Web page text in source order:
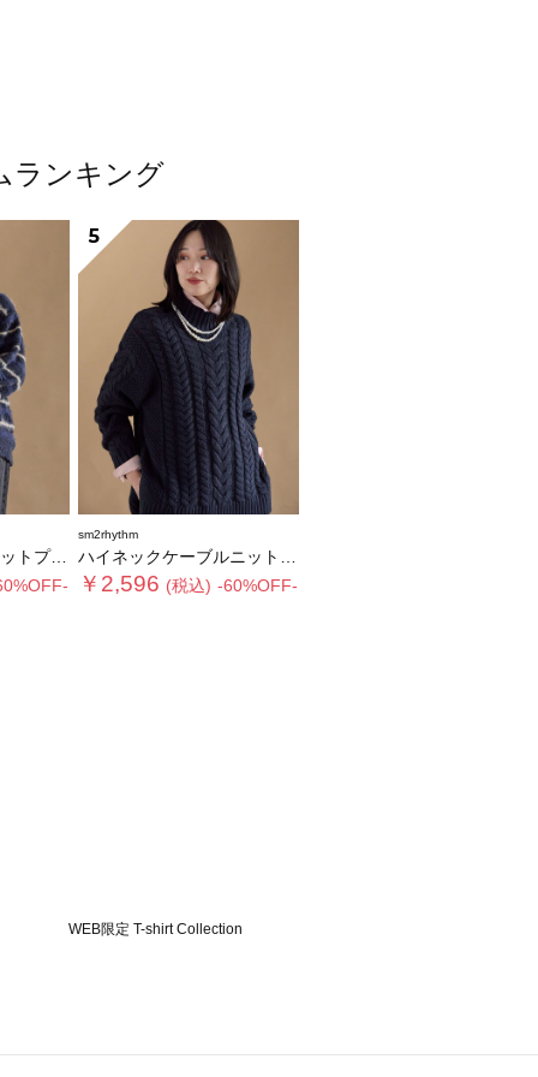
ランキング
ーバー
5
sm2rhythm
ハイネックケーブルニットプルオーバー
￥2,596 (税込) -60%OFF-